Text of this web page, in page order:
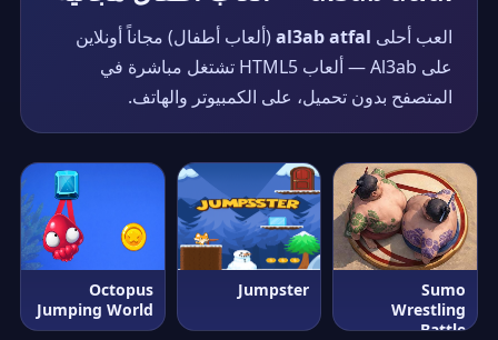
العب أحلى al3ab atfal(ألعاب أطفال) مجاناً أونلاين
على Al3ab — ألعاب HTML5 تشتغل مباشرة في
المتصفح بدون تحميل، على الكمبيوتر والهاتف.
Sumo
Wrestling
Battle
Jumpster
Octopus
Jumping World